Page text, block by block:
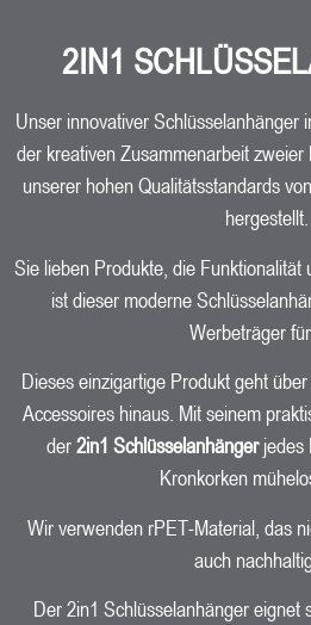
2IN1
Unser innovativer Schlüsselanhänger
der kreativen Zusammenarbeit
unserer hohen Qualitätsstandards
hergestellt.
Sie lieben Produkte, die
ist dieser moderne
Werbeträger
Dieses einzigartige Produkt geht
Accessoires hinaus. Mit seinem
der2in1 Schlüsselanhängerjedes
Kronkorken
Wir verwenden rPET-Material, das
auch
Der 2in1 Schlüsselanhänger eignet